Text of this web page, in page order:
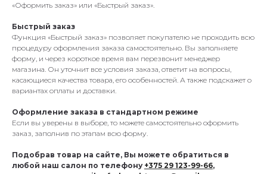
«Оформить заказ» или «Быстрый заказ».
Быстрый заказ
Функция «Быстрый заказ» позволяет покупателю не проходить всю
процедуру оформления заказа самостоятельно. Вы заполняете
форму, и через короткое время вам перезвонит менеджер
магазина. Он уточнит все условия заказа, ответит на вопросы,
касающиеся качества товара, его особенностей. А также подскажет о
вариантах оплаты и доставки.
Оформление заказа в стандартном режиме
Если вы уверены в выборе, то можете самостоятельно оформить
заказ, заполнив по этапам всю форму.
Подобрав товар на сайте, Вы можете обратиться в
любой наш салон по телефону +375 29 123-99-66,